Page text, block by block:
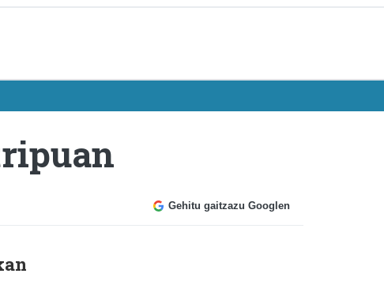
Gehitu gaitzazu Googlen